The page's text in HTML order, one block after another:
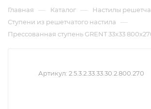
Главная — Каталог — Настилы
Ступени из решетчатого настила —
Прессованная ступень GRENT 33х33
Артикул: 2.5.3.2.33.33.30.2.800.270